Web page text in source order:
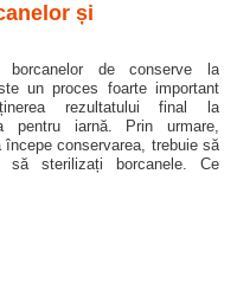
și
borcanelor de conserve la
un proces foarte important
rezultatului final la
pentru iarnă. Prin urmare,
începe conservarea, trebuie să
să sterilizați borcanele. Ce